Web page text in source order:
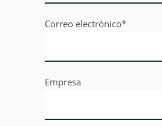
Correo electrónico*
Empresa